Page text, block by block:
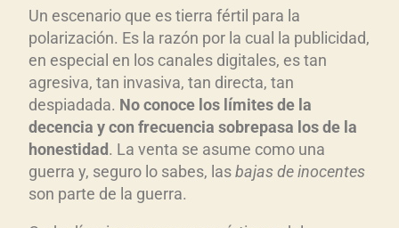
Un escenario que es tierra fértil para la
polarización. Es la razón por la cual la publicidad,
en especial en los canales digitales, es tan
agresiva, tan invasiva, tan directa, tan
despiadada. No conoce los l ímites de la
decencia y con frecuencia sobrepasa los de la
honestidad. La venta se asume como una
guerra y, seguro lo sabes, lasbajas de inocentes
son parte de la guerra.